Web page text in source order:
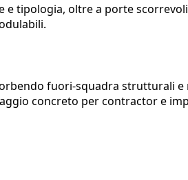
tipologia, oltre a porte
fuori-squadra strutturali e
concreto per contractor e